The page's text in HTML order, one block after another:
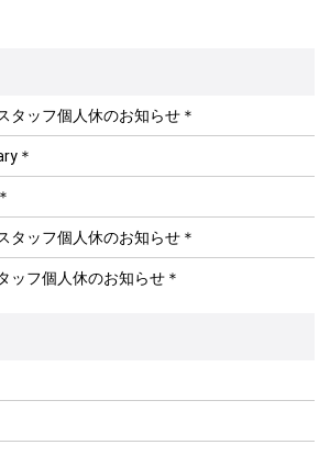
タッフ個人休のお知らせ＊
＊
タッフ個人休のお知らせ＊
ッフ個人休のお知らせ＊